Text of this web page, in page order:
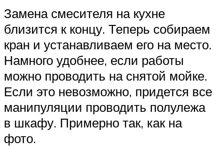
Замена смесителя на кухне
близится к концу. Теперь собираем
кран и устанавливаем его на место.
Намного удобнее, если работы
можно проводить на снятой мойке.
Если это невозможно, придется все
манипуляции проводить полулежа
в шкафу. Примерно так, как на
фото.